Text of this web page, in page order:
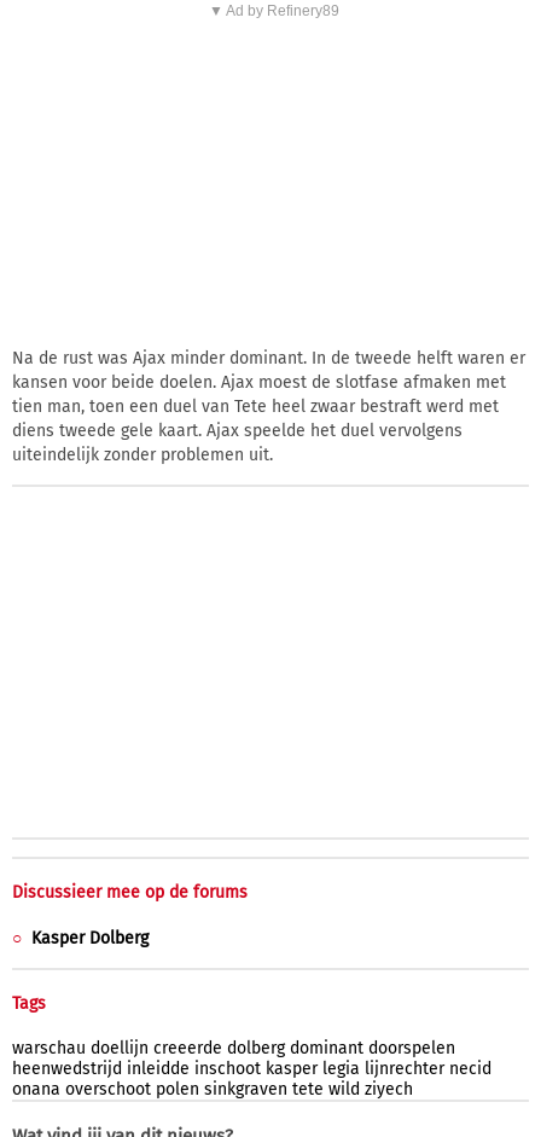
▼ Ad by Refinery89
Na de rust was Ajax minder dominant. In de tweede helft waren er
kansen voor beide doelen. Ajax moest de slotfase afmaken met
tien man, toen een duel van Tete heel zwaar bestraft werd met
diens tweede gele kaart. Ajax speelde het duel vervolgens
uiteindelijk zonder problemen uit.
Discussieer mee op de forums
Kasper Dolberg
Tags
warschau doellijn creeerde dolberg dominant doorspelen
heenwedstrijd inleidde inschoot kasper legia lijnrechter necid
onana overschoot polen sinkgraven tete wild ziyech